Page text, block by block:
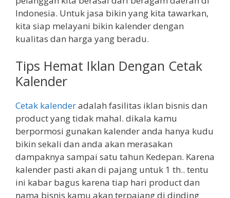
Indonesia. Untuk jasa bikin yang kita tawarkan,
kita siap melayani bikin kalender dengan
kualitas dan harga yang beradu.
Tips Hemat Iklan Dengan Cetak
Kalender
Cetak kalenderadalah fasilitas iklan bisnis dan
product yang tidak mahal. dikala kamu
berpormosi gunakan kalender anda hanya kudu
bikin sekali dan anda akan merasakan
dampaknya sampai satu tahun Kedepan. Karena
kalender pasti akan di pajang untuk 1 th.. tentu
ini kabar bagus karena tiap hari product dan
nama bisnis kamu akan terpajang di dinding